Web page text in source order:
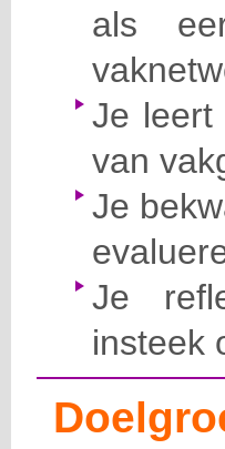
als
Je leert
van
Je
Je
insteek